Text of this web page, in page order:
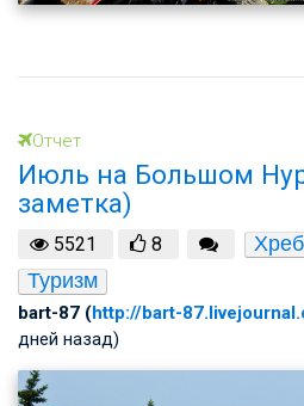
Отчет
Июль на Большом
заметка)
5521 8
Туризм
bart-87 (http://bart-
дней назад)